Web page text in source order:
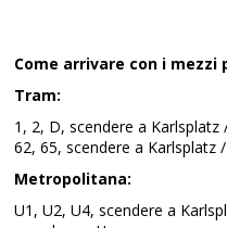
Come arrivare con i mezzi
Tram:
1, 2, D, scendere a
62, 65, scendere a Karlsplatz
Metropolitana:
U1, U2, U4, scendere a